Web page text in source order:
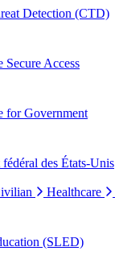
Detection (CTD)
Access
for Government
des États-Unis
Healthcare
(SLED)